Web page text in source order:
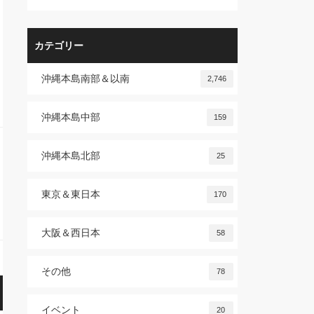
カテゴリー
沖縄本島南部＆以南 2,746
沖縄本島中部 159
沖縄本島北部 25
東京＆東日本 170
大阪＆西日本 58
その他 78
イベント 20